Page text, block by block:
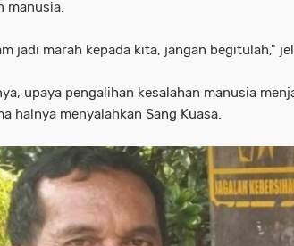
manusia.
jadi marah kepada kita, jangan begitulah,"
upaya pengalihan kesalahan manusia
halnya menyalahkan Sang Kuasa.